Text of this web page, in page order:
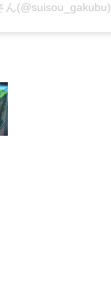
(@suisou_gakubu)がシェアした投稿 -